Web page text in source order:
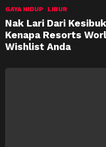
GAYA HIDUP LIBUR
Nak Lari Dari
Kenapa Resorts
Wishlist Anda